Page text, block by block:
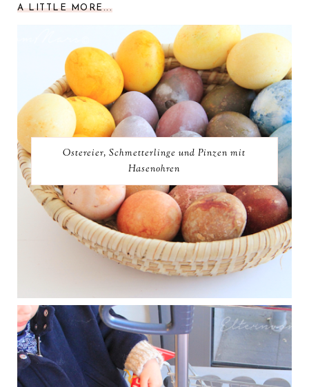
A LITTLE MORE...
Ostereier, Schmetterlinge und Pinzen mit
Hasenohren